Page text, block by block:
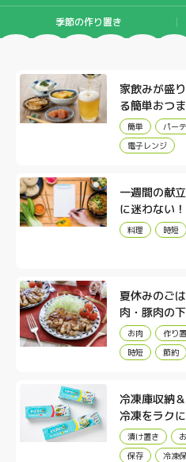
季節の作り置き
家飲みが盛
る簡単おつ
簡単 パー
電子レンジ
一週間の献
に迷わない
料理 時短
夏休みのご
肉・豚肉の
お肉 作り
時短
節約
冷凍庫収納
冷凍をラク
漬け置き
保存
冷凍